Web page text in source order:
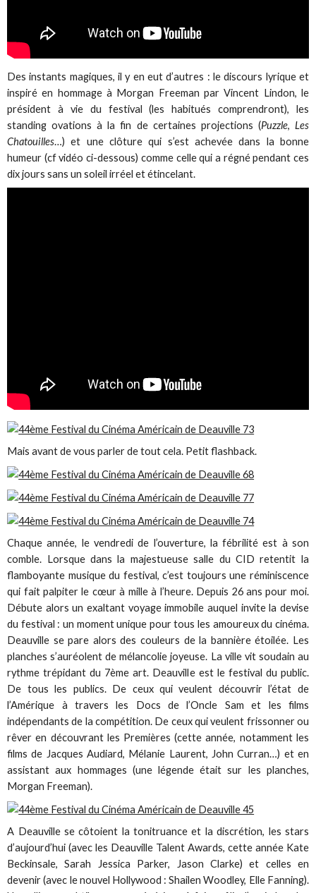
Des instants magiques, il y en eut d’autres : le discours lyrique et
inspiré en hommage à Morgan Freeman par Vincent Lindon, le
président à vie du festival (les habitués comprendront), les
standing ovations à la fin de certaines projections (Puzzle, Les
Chatouilles…) et une clôture qui s’est achevée dans la bonne
humeur (cf vidéo ci-dessous) comme celle qui a régné pendant ces
dix jours sans un soleil irréel et étincelant.
Mais avant de vous parler de tout cela. Petit flashback.
Chaque année, le vendredi de l’ouverture, la fébrilité est à son
comble. Lorsque dans la majestueuse salle du CID retentit la
flamboyante musique du festival, c’est toujours une réminiscence
qui fait palpiter le cœur à mille à l’heure. Depuis 26 ans pour moi.
Débute alors un exaltant voyage immobile auquel invite la devise
du festival : un moment unique pour tous les amoureux du cinéma.
Deauville se pare alors des couleurs de la bannière étoilée. Les
planches s’auréolent de mélancolie joyeuse. La ville vit soudain au
rythme trépidant du 7ème art. Deauville est le festival du public.
De tous les publics. De ceux qui veulent découvrir l’état de
l’Amérique à travers les Docs de l’Oncle Sam et les films
indépendants de la compétition. De ceux qui veulent frissonner ou
rêver en découvrant les Premières (cette année, notamment les
films de Jacques Audiard, Mélanie Laurent, John Curran…) et en
assistant aux hommages (une légende était sur les planches,
Morgan Freeman).
A Deauville se côtoient la tonitruance et la discrétion, les stars
d’aujourd’hui (avec les Deauville Talent Awards, cette année Kate
Beckinsale, Sarah Jessica Parker, Jason Clarke) et celles en
devenir (avec le nouvel Hollywood : Shailen Woodley, Elle Fanning).